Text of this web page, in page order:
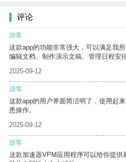
评论
游客
这款app的功能非常强大，可以满足我
编辑文档、制作演示文稿、管理日程安排
2025-09-12
游客
这款app的用户界面简洁明了，使用起
悉操作。
2025-09-12
游客
这款加速器VPM应用程序可以给你提